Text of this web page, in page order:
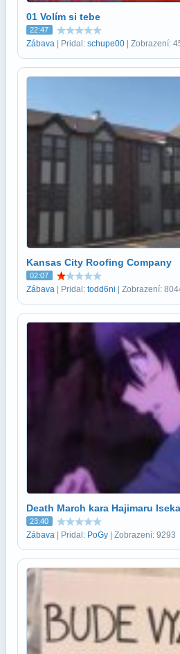
01 Volím si tebe
22:47
Zábava | Pridal: schupe00 | Zobrazení:
Kansas City Roofing Company
02:07
Zábava | Pridal: todd6ni | Zobrazení:
Death March kara Hajimaru
23:40
Zábava | Pridal: PoGy | Zobrazení: 9293